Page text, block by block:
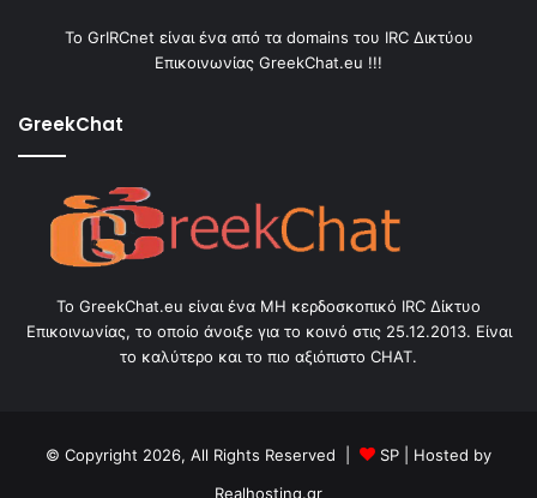
Το GrIRCnet είναι ένα από τα domains του IRC Δικτύου
Επικοινωνίας GreekChat.eu !!!
GreekChat
Το GreekChat.eu είναι ένα ΜΗ κερδοσκοπικό IRC Δίκτυο
Επικοινωνίας, το οποίο άνοιξε για το κοινό στις 25.12.2013. Είναι
το καλύτερο και το πιο αξιόπιστο CHAT.
© Copyright 2026, All Rights Reserved | SP | Hosted by
Realhosting.gr